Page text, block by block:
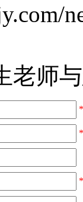
老师
*
*
*